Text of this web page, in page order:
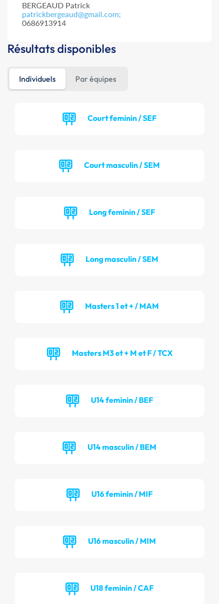
BERGEAUD Patrick
patrickbergeaud@gmail.com;
0686913914
Résultats disponibles
Individuels Par équipes
Court feminin / SEF
Court masculin / SEM
Long feminin / SEF
Long masculin / SEM
Masters 1 et + / MAM
Masters M3 et + M et F / TCX
U14 feminin / BEF
U14 masculin / BEM
U16 feminin / MIF
U16 masculin / MIM
U18 feminin / CAF